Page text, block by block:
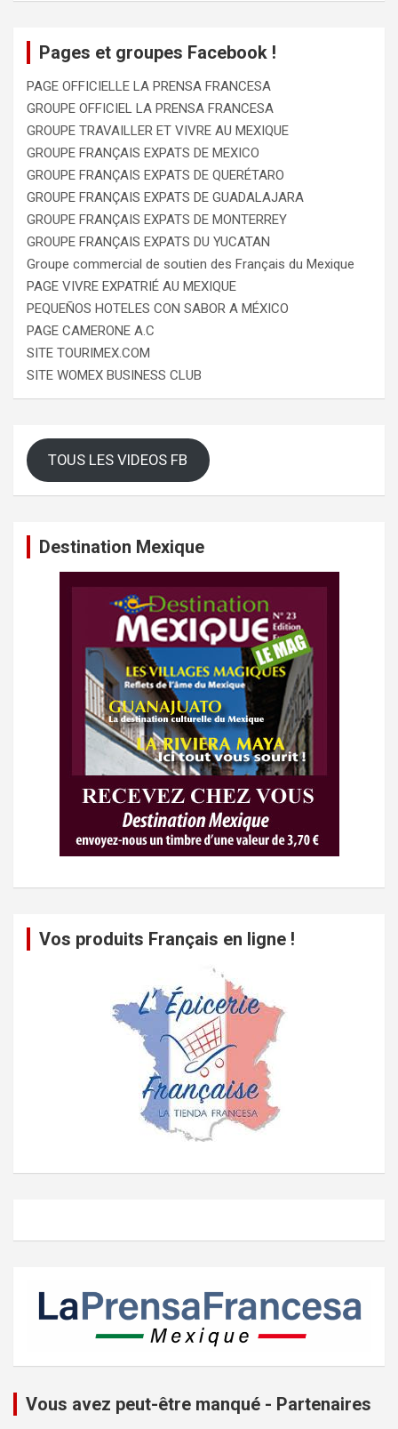
Pages et groupes Facebook !
PAGE OFFICIELLE LA PRENSA FRANCESA
GROUPE OFFICIEL LA PRENSA FRANCESA
GROUPE TRAVAILLER ET VIVRE AU MEXIQUE
GROUPE FRANÇAIS EXPATS DE MEXICO
GROUPE FRANÇAIS EXPATS DE QUERÉTARO
GROUPE FRANÇAIS EXPATS DE GUADALAJARA
GROUPE FRANÇAIS EXPATS DE MONTERREY
GROUPE FRANÇAIS EXPATS DU YUCATAN
Groupe commercial de soutien des Français du Mexique
PAGE VIVRE EXPATRIÉ AU MEXIQUE
PEQUEÑOS HOTELES CON SABOR A MÉXICO
PAGE CAMERONE A.C
SITE TOURIMEX.COM
SITE WOMEX BUSINESS CLUB
TOUS LES VIDEOS FB
Destination Mexique
Vos produits Français en ligne !
Vous avez peut-être manqué - Partenaires